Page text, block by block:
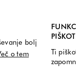
bolj
o tem
Ti